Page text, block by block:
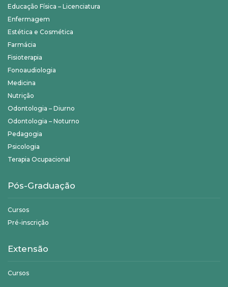
Educação Física – Licenciatura
Enfermagem
Estética e Cosmética
Farmácia
Fisioterapia
Fonoaudiologia
Medicina
Nutrição
Odontologia – Diurno
Odontologia – Noturno
Pedagogia
Psicologia
Terapia Ocupacional
Pós-Graduação
Cursos
Pré-inscrição
Extensão
Cursos